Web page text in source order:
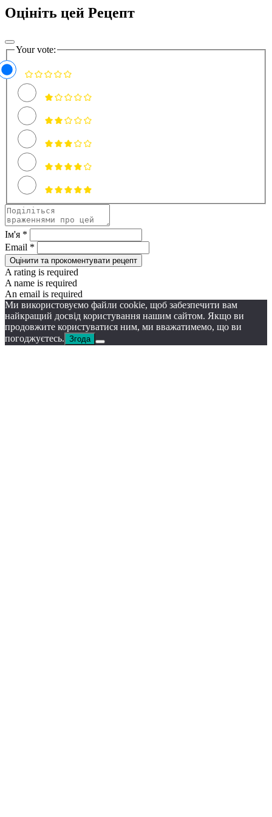
Оцініть цей Рецепт
Your vote:
Ім'я *
Email *
Оцінити та прокоментувати рецепт
A rating is required
A name is required
An email is required
Ми використовуємо файли cookie, щоб забезпечити вам
найкращий досвід користування нашим сайтом. Якщо ви
продовжите користуватися ним, ми вважатимемо, що ви
погоджуєтесь. Згода